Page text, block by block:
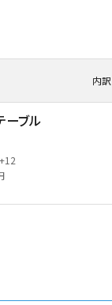
内訳
ーブル